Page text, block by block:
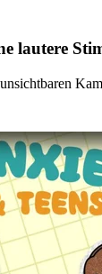
lautere